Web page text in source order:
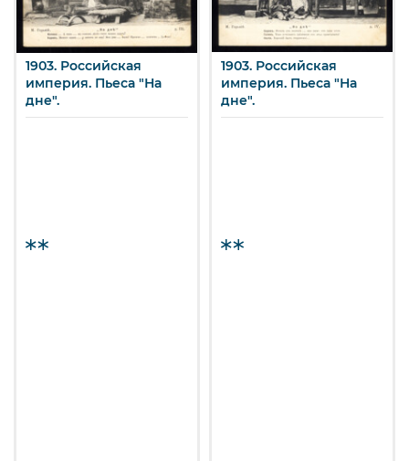
1903. Российская
империя. Пьеса "На
дне".
1903. Российская
империя. Пьеса "На
дне".